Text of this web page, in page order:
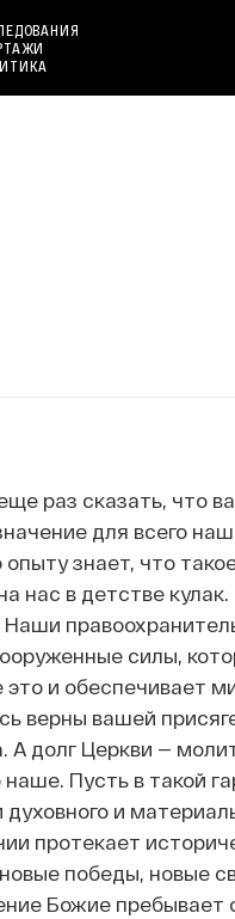
раз сказать, что
для всего
знает, что
нас в детстве
Наши
силы,
это и обеспечивает
верны вашей
А долг Церкви —
Пусть в такой
духовного и
протекает
победы, новые
Божие